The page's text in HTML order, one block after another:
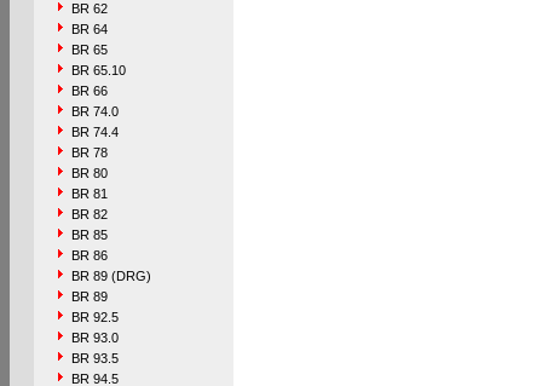
BR 62
BR 64
BR 65
BR 65.10
BR 66
BR 74.0
BR 74.4
BR 78
BR 80
BR 81
BR 82
BR 85
BR 86
BR 89 (DRG)
BR 89
BR 92.5
BR 93.0
BR 93.5
BR 94.5